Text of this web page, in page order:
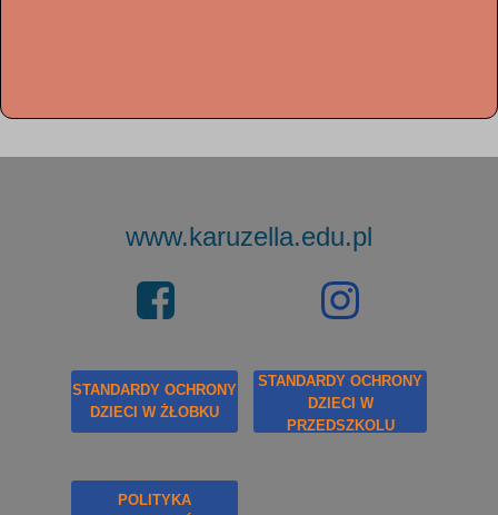
STANDARDY OCHRONY
DZIECI W
PRZEDSZKOLU
STANDARDY OCHRONY
DZIECI W ŻŁOBKU
POLITYKA
www.karuzella.edu.pl